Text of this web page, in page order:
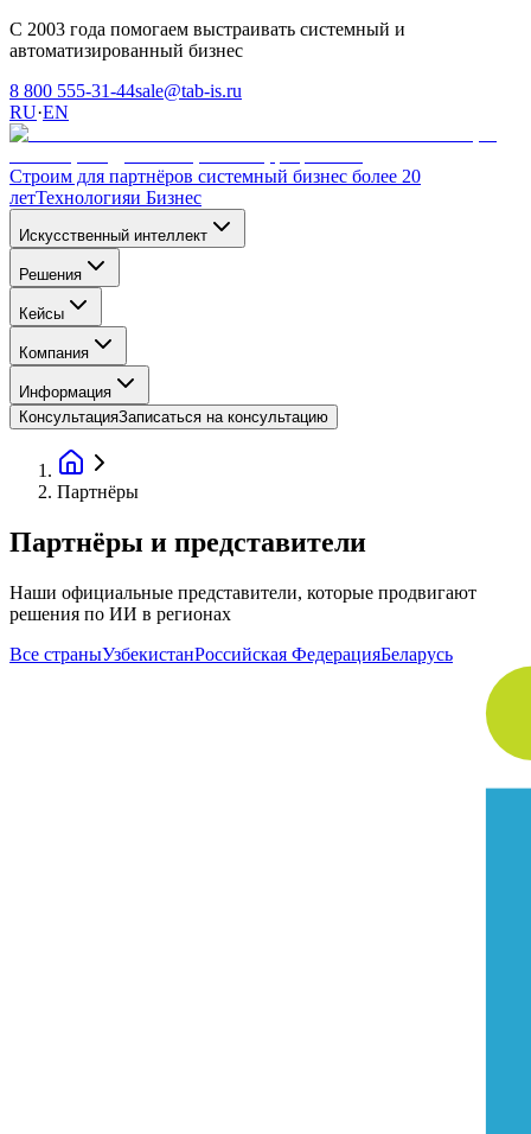
С 2003 года помогаем выстраивать системный и
автоматизированный бизнес
8 800 555-31-44sale@tab-is.ru
RU·EN
Строим для партнёров системный бизнес более 20
летТехнологияи Бизнес
Искусственный интеллект
Решения
Кейсы
Компания
Информация
КонсультацияЗаписаться на консультацию
Партнёры
Партнёры и представители
Наши официальные представители, которые продвигают
решения по ИИ в регионах
Все страныУзбекистанРоссийская ФедерацияБеларусь